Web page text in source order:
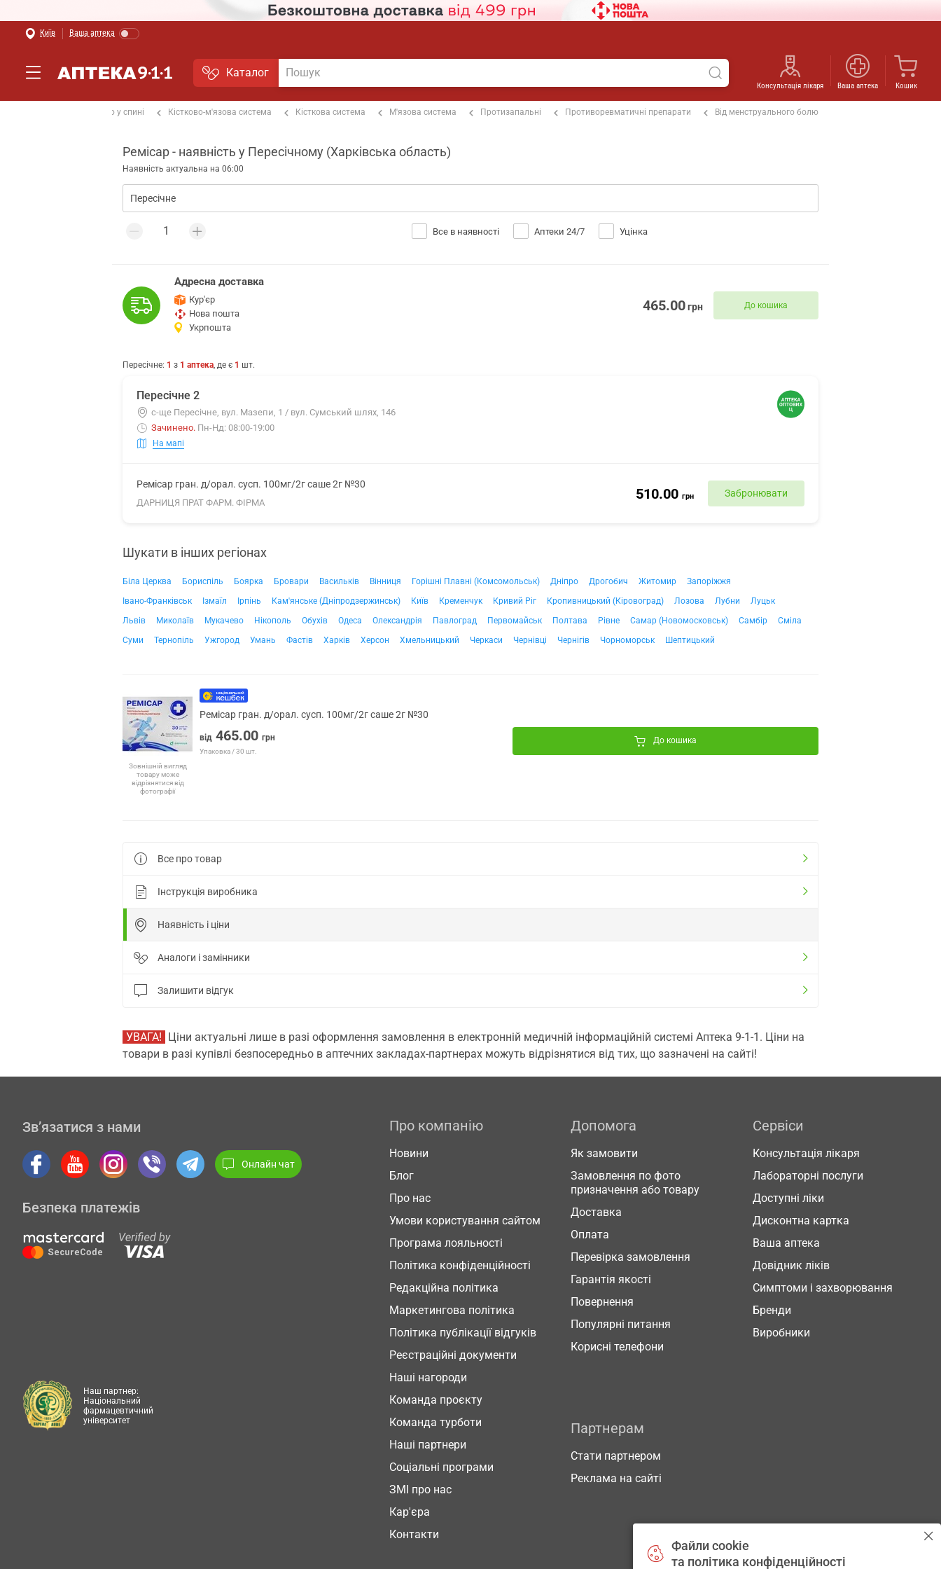
Київ Ваша аптека
Каталог
Консультація лікаря Ваша аптека Кошик
Від болю у спині Кістково-м'язова система Кісткова система М'язова система Протизапальні Противоревматичні препарати Від менструального болю
Ремісар - наявність у Пересічному (Харківська область)
Наявність актуальна на 06:00
Все в наявності Аптеки 24/7 Уцінка
Адресна доставка
Кур'єр
Нова пошта
Укрпошта
465.00грн До кошика
Пересічне: 1 з 1 аптека, де є 1 шт.
Пересічне 2
с-ще Пересічне, вул. Мазепи, 1 / вул. Сумський шлях, 146
Зачинено. Пн-Нд: 08:00-19:00
На мапі
Ремісар гран. д/орал. сусп. 100мг/2г саше 2г №30
ДАРНИЦЯ ПРАТ ФАРМ. ФІРМА
510.00 грн Забронювати
Шукати в інших регіонах
Біла Церква Бориспіль Боярка Бровари Васильків Вінниця Горішні Плавні (Комсомольськ) Дніпро Дрогобич Житомир
Запоріжжя
Івано-Франківськ
Ізмаїл Ірпінь Кам'янське (Дніпродзержинськ) Київ Кременчук Кривий Ріг Кропивницький (Кіровоград) Лозова Лубни
Луцьк
Львів
Миколаїв Мукачево Нікополь Обухів Одеса Олександрія Павлоград Первомайськ Полтава Рівне Самар (Новомосковськ) Самбір
Сміла
Суми
Тернопіль Ужгород Умань Фастів Харків Херсон Хмельницький Черкаси Чернівці Чернігів Чорноморськ Шептицький
Зовнішній вигляд
товару може
відрізнятися від
фотографії
Ремісар гран. д/орал. сусп. 100мг/2г саше 2г №30
від 465.00 грн
Упаковка / 30 шт.
До кошика
Все про товар
Інструкція виробника
Наявність і ціни
Аналоги і замінники
Залишити відгук
УВАГА! Ціни актуальні лише в разі оформлення замовлення в електронній медичній інформаційній системі Аптека 9-1-1. Ціни на
товари в разі купівлі безпосередньо в аптечних закладах-партнерах можуть відрізнятися від тих, що зазначені на сайті!
Зв’язатися з нами
Онлайн чат
Безпека платежів
Про компанію
Новини
Блог
Про нас
Умови користування сайтом
Програма лояльності
Політика конфіденційності
Редакційна політика
Маркетингова політика
Політика публікації відгуків
Реєстраційні документи
Наші нагороди
Команда проєкту
Команда турботи
Наші партнери
Соціальні програми
ЗМІ про нас
Кар'єра
Контакти
Допомога
Як замовити
Замовлення по фото
призначення або товару
Доставка
Оплата
Перевірка замовлення
Гарантія якості
Повернення
Популярні питання
Корисні телефони
Сервіси
Консультація лікаря
Лабораторні послуги
Доступні ліки
Дисконтна картка
Ваша аптека
Довідник ліків
Симптоми і захворювання
Бренди
Виробники
Партнерам
Стати партнером
Реклама на сайті
Наш партнер:
Національний
фармацевтичний
університет
Файли cookie
та політика конфіденційності